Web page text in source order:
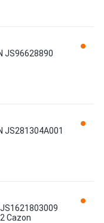
JS96628890
JS281304A001
Cazon